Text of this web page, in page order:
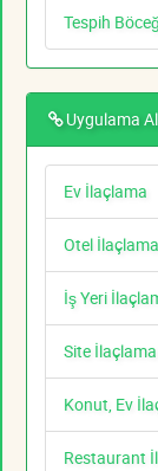
Tespih
Uygulama
Ev İlaçlama
Otel İlaçlama
İş Yeri
Site İlaçlama
Konut, Ev
Restaurant